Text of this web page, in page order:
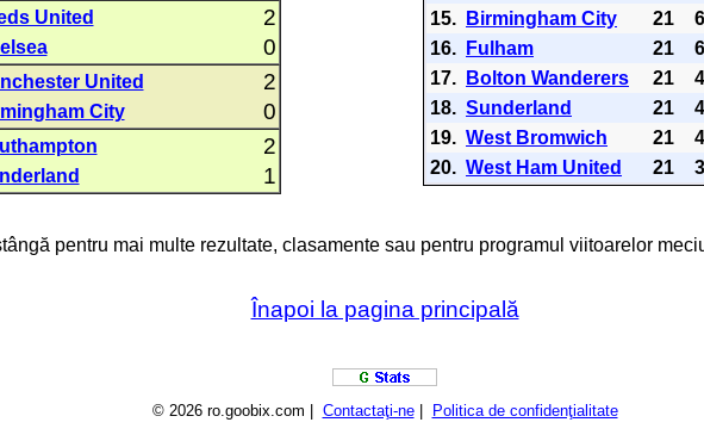
United 2
0
United 2
City 0
2
1
15.
Birmingham City 21 6
16.
Fulham 21 6
17.
Bolton Wanderers 21 4
18. Sunderland 21 4
19. West Bromwich 21 4
20. West Ham United 21 3
pentru mai multe rezultate, clasamente sau pentru programul viitoarelor
Înapoi la pagina principală
© 2026 ro.goobix.com | Contactaţi-ne| Politica de confidenţialitate